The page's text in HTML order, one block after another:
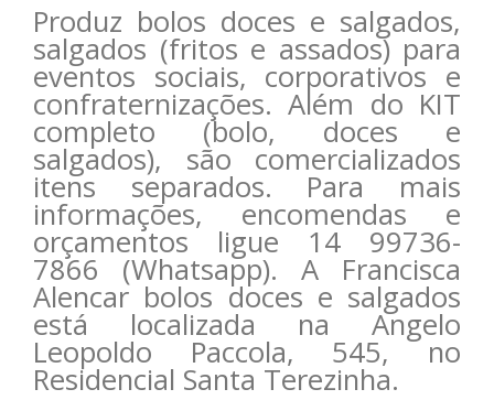
Produz bolos doces e salgados,
salgados (fritos e assados) para
eventos sociais, corporativos e
confraternizações. Além do KIT
completo (bolo, doces e
salgados), são comercializados
itens separados. Para mais
informações, encomendas e
orçamentos ligue 14 99736-
7866 (Whatsapp). A Francisca
Alencar bolos doces e salgados
está localizada na Angelo
Leopoldo Paccola, 545, no
Residencial Santa Terezinha.